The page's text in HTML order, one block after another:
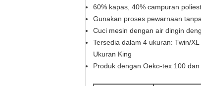
60% kapas, 40% campuran
Gunakan proses pewarnaan
Cuci mesin dengan air dingin
Tersedia dalam 4 ukuran: Twin/
Ukuran King
Produk dengan Oeko-tex 100